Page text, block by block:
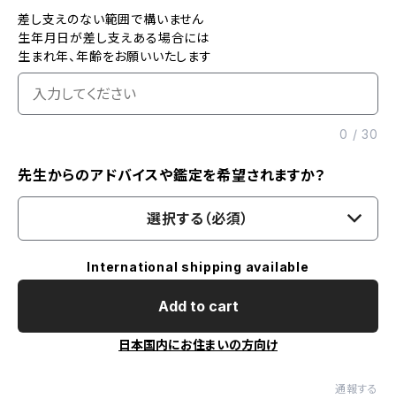
差し支えのない範囲で構いません
生年月日が差し支えある場合には
生まれ年、年齢をお願いいたします
0 /30
先生からのアドバイスや鑑定を希望されますか？
選択する（必須）
International shipping available
Add to cart
日本国内にお住まいの方向け
通報する